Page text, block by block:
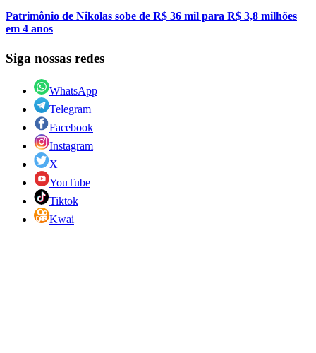
Patrimônio de Nikolas sobe de R$ 36 mil para R$ 3,8 milhões
em 4 anos
Siga nossas redes
WhatsApp
Telegram
Facebook
Instagram
X
YouTube
Tiktok
Kwai